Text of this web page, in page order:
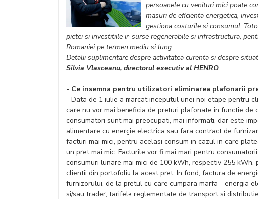
persoanele cu venituri mici poate
masuri de eficienta energetica,
gestiona costurile si consumul.
pietei si investitiile in surse regenerabile si infrastructura,
Romaniei pe termen mediu si lung.
Detalii suplimentare despre activitatea curenta si despre
Silvia Vlasceanu, directorul executiv al HENRO.
- Ce insemna pentru utilizatori eliminarea plafonarii
- Data de 1 iulie a marcat inceputul unei noi etape pentru
care nu vor mai beneficia de preturi plafonate in functie de
consumatori sunt mai preocupati, mai informati, dar este
alimentare cu energie electrica sau fara contract de
facturi mai mici, pentru acelasi consum in cazul in care
un pret mai mic. Facturile vor fi mai mari pentru
consumuri lunare mai mici de 100 kWh, respectiv 255
clientii din portofoliu la acest pret. In fond, factura de
furnizorului, de la pretul cu care cumpara marfa - energia
si/sau trader, tarifele reglementate de transport si